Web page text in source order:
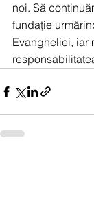
noi. Să
fundație
Evangheliei, iar